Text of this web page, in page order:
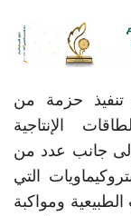
حزمة من
الإنتاجية
مليار دولار، إلى جانب عدد من
التي
ومواكبة